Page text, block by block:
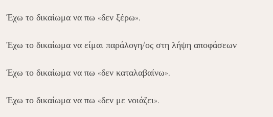
Έχω το δικαίωμα να πω «δεν ξέρω».
Έχω το δικαίωμα να είμαι παράλογη/ος στη λήψη αποφάσεων
Έχω το δικαίωμα να πω «δεν καταλαβαίνω».
Έχω το δικαίωμα να πω «δεν με νοιάζει».